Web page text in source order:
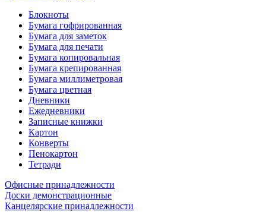
Блокноты
Бумага гофрированная
Бумага для заметок
Бумага для печати
Бумага копировальная
Бумага крепированная
Бумага миллиметровая
Бумага цветная
Дневники
Ежедневники
Записные книжки
Картон
Конверты
Пенокартон
Тетради
Офисные принадлежности
Доски демонстрационные
Канцелярские принадлежности